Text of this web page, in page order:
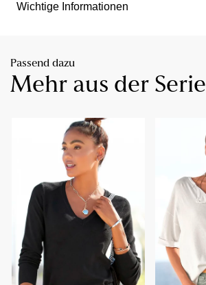
Wichtige Informationen
Passend dazu
Mehr aus der Serie